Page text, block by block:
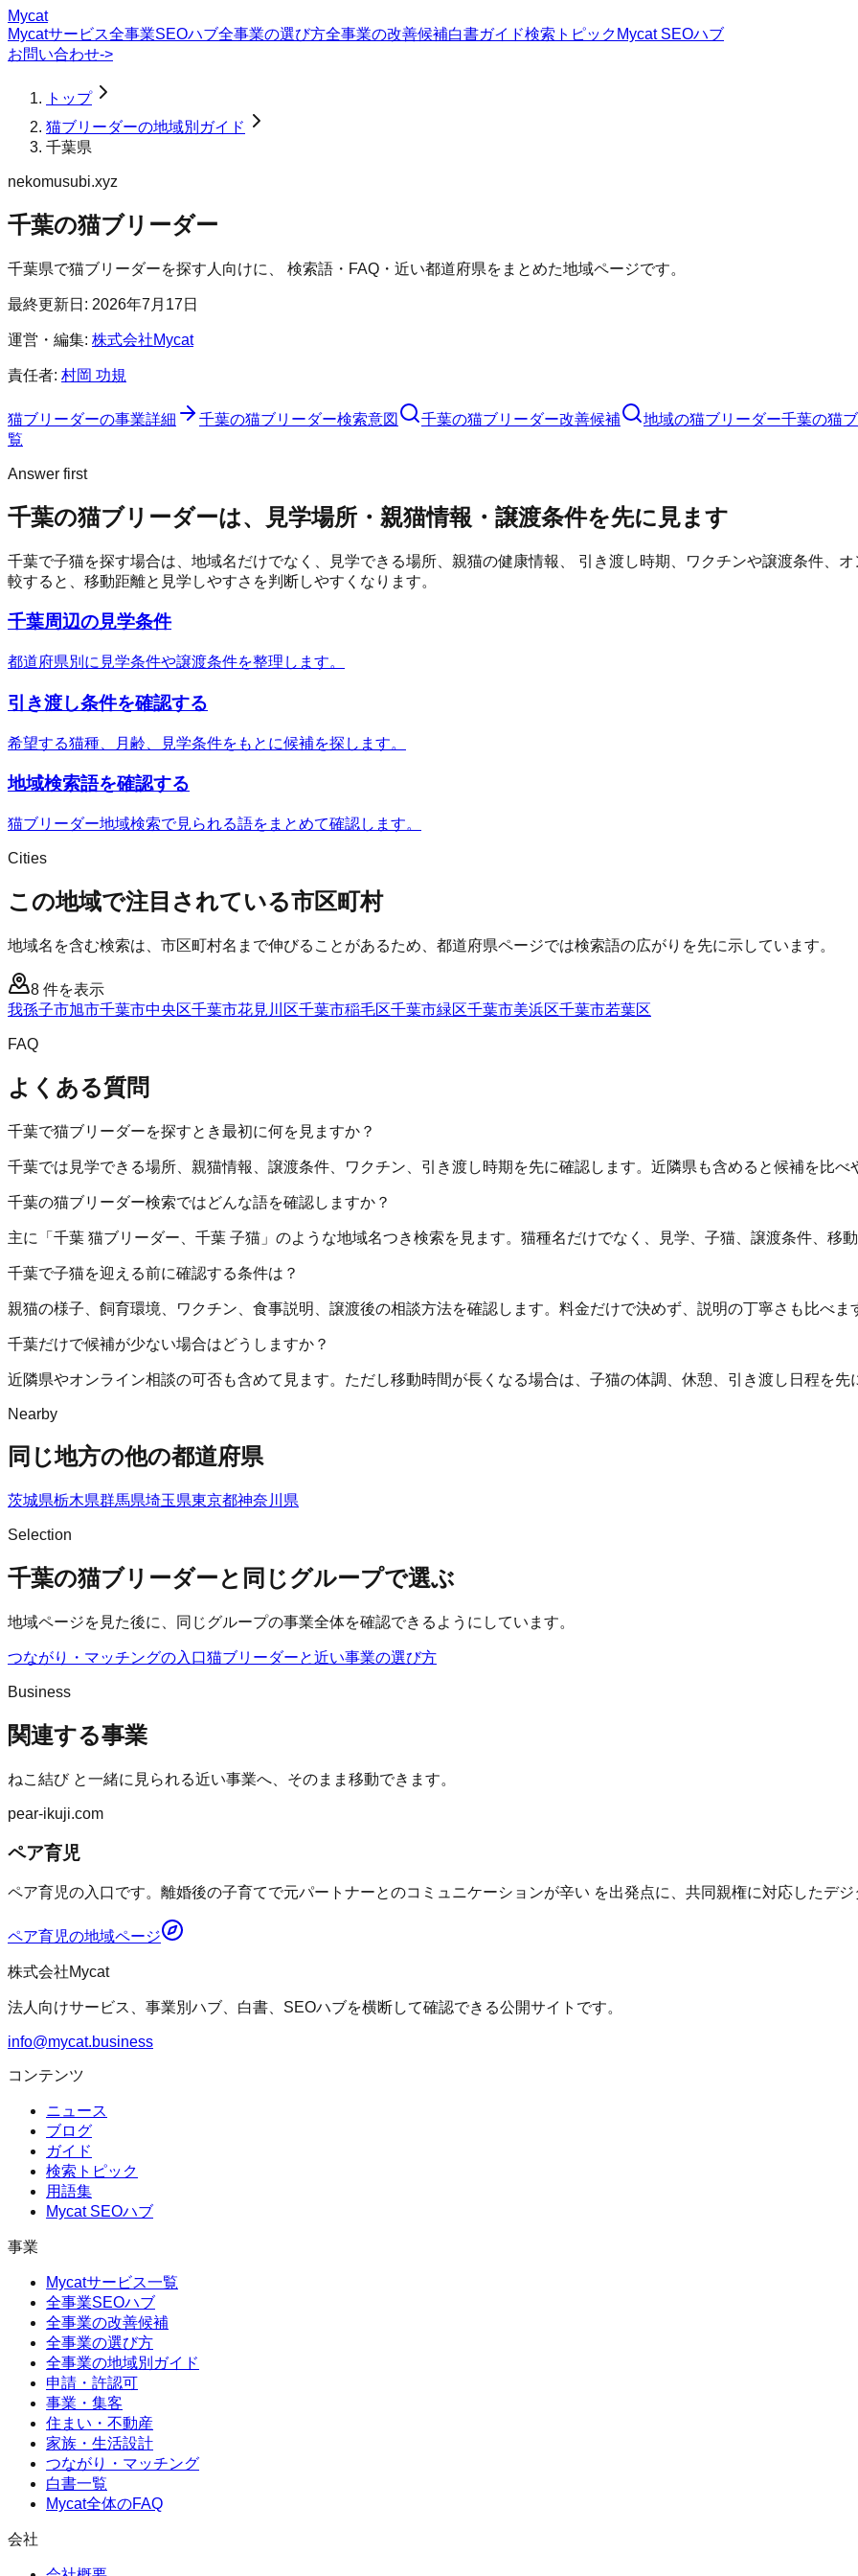
Mycat
Mycatサービス全事業SEOハブ全事業の選び方全事業の改善候補白書ガイド検索トピック Mycat SEOハブ
お問い合わせ->
トップ
猫ブリーダーの地域別ガイド
千葉県
nekomusubi.xyz
千葉の猫ブリーダー
千葉県で猫ブリーダーを探す人向けに、 検索語・FAQ・近い都道府県をまとめた地域ページです。
最終更新日: 2026年7月17日
運営・編集: 株式会社Mycat
責任者: 村岡 功規
猫ブリーダーの事業詳細 千葉の猫ブリーダー検索意図 千葉の猫ブリーダー改善候補 地域の猫ブリーダー千葉の猫
覧
Answer first
千葉の猫ブリーダーは、見学場所・親猫情報・譲渡条件を先に見ます
千葉で子猫を探す場合は、地域名だけでなく、見学できる場所、親猫の健康情報、 引き渡し時期、ワクチンや譲渡条件、
較すると、移動距離と見学しやすさを判断しやすくなります。
千葉周辺の見学条件
都道府県別に見学条件や譲渡条件を整理します。
引き渡し条件を確認する
希望する猫種、月齢、見学条件をもとに候補を探します。
地域検索語を確認する
猫ブリーダー地域検索で見られる語をまとめて確認します。
Cities
この地域で注目されている市区町村
地域名を含む検索は、市区町村名まで伸びることがあるため、都道府県ページでは検索語の広がりを先に示しています。
8 件を表示
我孫子市旭市千葉市中央区千葉市花見川区千葉市稲毛区千葉市緑区千葉市美浜区千葉市若葉区
FAQ
よくある質問
千葉で猫ブリーダーを探すとき最初に何を見ますか？
千葉では見学できる場所、親猫情報、譲渡条件、ワクチン、引き渡し時期を先に確認します。近隣県も含めると候補を比べ
千葉の猫ブリーダー検索ではどんな語を確認しますか？
主に「千葉 猫ブリーダー、千葉 子猫」のような地域名つき検索を見ます。猫種名だけでなく、見学、子猫、譲渡条件、移
千葉で子猫を迎える前に確認する条件は？
親猫の様子、飼育環境、ワクチン、食事説明、譲渡後の相談方法を確認します。料金だけで決めず、説明の丁寧さも比べま
千葉だけで候補が少ない場合はどうしますか？
近隣県やオンライン相談の可否も含めて見ます。ただし移動時間が長くなる場合は、子猫の体調、休憩、引き渡し日程を先
Nearby
同じ地方の他の都道府県
茨城県栃木県群馬県埼玉県東京都神奈川県
Selection
千葉の猫ブリーダーと同じグループで選ぶ
地域ページを見た後に、同じグループの事業全体を確認できるようにしています。
つながり・マッチングの入口猫ブリーダーと近い事業の選び方
Business
関連する事業
ねこ結びと一緒に見られる近い事業へ、そのまま移動できます。
pear-ikuji.com
ペア育児
ペア育児の入口です。離婚後の子育てで元パートナーとのコミュニケーションが辛い を出発点に、共同親権に対応したデ
ペア育児の地域ページ
株式会社Mycat
法人向けサービス、事業別ハブ、白書、SEOハブを横断して確認できる公開サイトです。
info@mycat.business
コンテンツ
ニュース
ブログ
ガイド
検索トピック
用語集
Mycat SEOハブ
事業
Mycatサービス一覧
全事業SEOハブ
全事業の改善候補
全事業の選び方
全事業の地域別ガイド
申請・許認可
事業・集客
住まい・不動産
家族・生活設計
つながり・マッチング
白書一覧
Mycat全体のFAQ
会社